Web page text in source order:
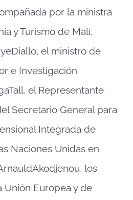
por la ministra
y Turismo de Malí,
el ministro de
e Investigación
el Representante
Secretario General para
Integrada de
Naciones Unidas en
los
Unión Europea y de